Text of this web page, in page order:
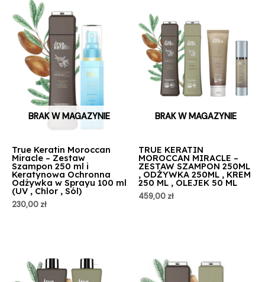
BRAK W MAGAZYNIE
True Keratin Moroccan
Miracle – Zestaw
Szampon 250 ml i
Keratynowa Ochronna
Odżywka w Sprayu 100 ml
(UV , Chlor , Sól)
230,00 zł
BRAK W MAGAZYNIE
TRUE KERATIN
MOROCCAN MIRACLE –
ZESTAW SZAMPON 250ML
, ODŻYWKA 250ML , KREM
250 ML , OLEJEK 50 ML
459,00 zł